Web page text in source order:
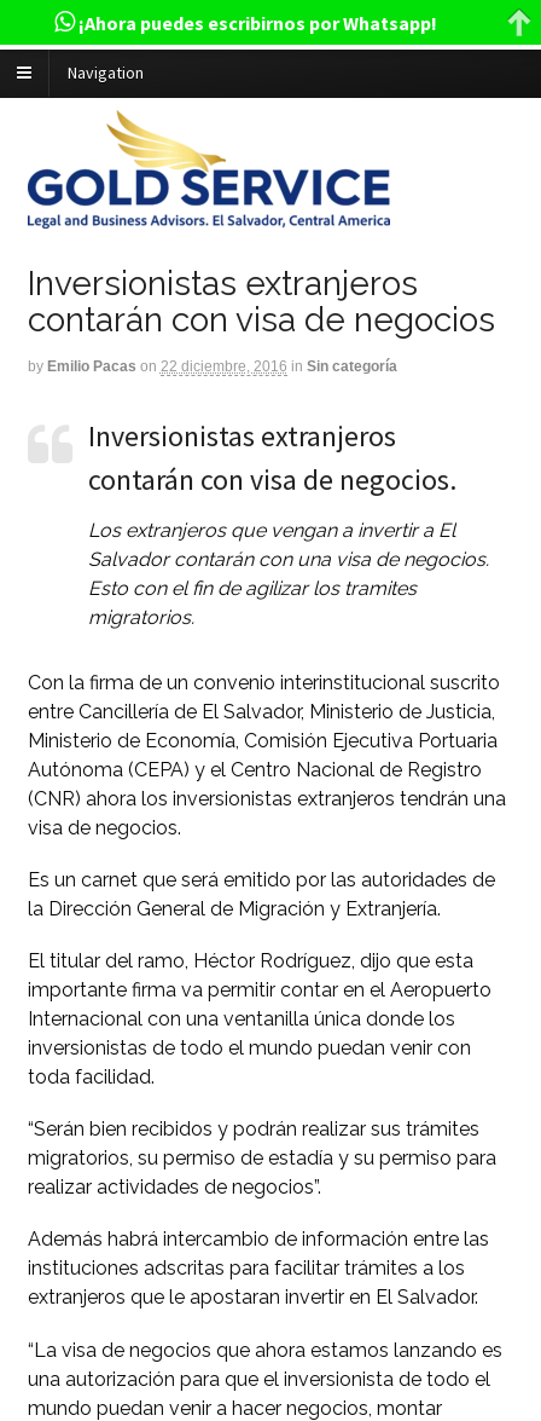
Navigation
Inversionistas extranjeros
contarán con visa de negocios
by Emilio Pacas on 22 diciembre, 2016 in Sin categoría
Inversionistas extranjeros
contarán con visa de negocios.
Los extranjeros que vengan a invertir a El
Salvador contarán con una visa de negocios.
Esto con el fin de agilizar los tramites
migratorios.
Con la firma de un convenio interinstitucional suscrito
entre Cancillería de El Salvador, Ministerio de Justicia,
Ministerio de Economía, Comisión Ejecutiva Portuaria
Autónoma (CEPA) y el Centro Nacional de Registro
(CNR) ahora los inversionistas extranjeros tendrán una
visa de negocios.
Es un carnet que será emitido por las autoridades de
la Dirección General de Migración y Extranjería.
El titular del ramo, Héctor Rodríguez, dijo que esta
importante firma va permitir contar en el Aeropuerto
Internacional con una ventanilla única donde los
inversionistas de todo el mundo puedan venir con
toda facilidad.
“Serán bien recibidos y podrán realizar sus trámites
migratorios, su permiso de estadía y su permiso para
realizar actividades de negocios”.
Además habrá intercambio de información entre las
instituciones adscritas para facilitar trámites a los
extranjeros que le apostaran invertir en El Salvador.
“La visa de negocios que ahora estamos lanzando es
una autorización para que el inversionista de todo el
mundo puedan venir a hacer negocios, montar
¡Ahora puedes escribirnos por Whatsapp!